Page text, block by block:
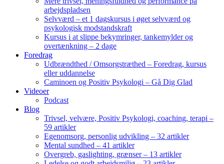
arbejdspladsen
Selvværd – et 1 dagskursus i øget selvværd og
psykologisk modstandskraft
Kursus i at slippe bekymringer, tankemylder og
overtænkning – 2 dage
Foredrag
Udbrændthed / Omsorgstræthed – Foredrag, kursus
eller uddannelse
Caminoen og Positiv Psykologi – Gå Dig Glad
Videoer
Podcast
Blog
Trivsel, velvære, Positiv Psykologi, coaching, terapi –
59 artikler
Egenomsorg, personlig udvikling – 32 artikler
Mental sundhed – 41 artikler
Overgreb, gaslighting, grænser – 13 artikler